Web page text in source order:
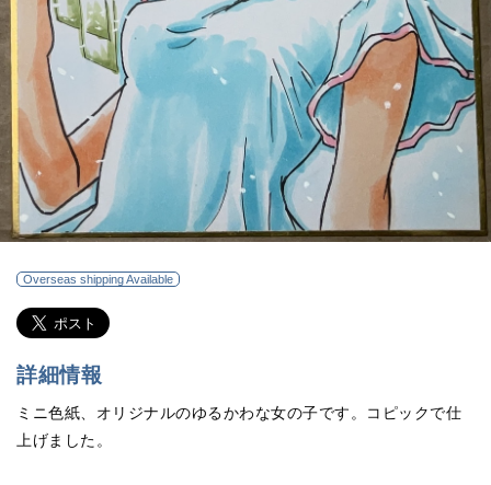
Overseas shipping Available
詳細情報
ミニ色紙、オリジナルのゆるかわな女の子です。コピックで仕
上げました。